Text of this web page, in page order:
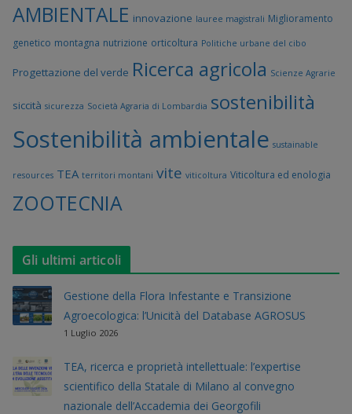
AMBIENTALE innovazione lauree magistrali Miglioramento
genetico montagna nutrizione orticoltura Politiche urbane del cibo
Progettazione del verde Ricerca agricola Scienze Agrarie
siccità sicurezza Società Agraria di Lombardia sostenibilità
Sostenibilità ambientale sustainable
resources TEA territori montani vite viticoltura Viticoltura ed enologia
ZOOTECNIA
Gli ultimi articoli
Gestione della Flora Infestante e Transizione
Agroecologica: l’Unicità del Database AGROSUS
1 Luglio 2026
TEA, ricerca e proprietà intellettuale: l’expertise
scientifico della Statale di Milano al convegno
nazionale dell’Accademia dei Georgofili